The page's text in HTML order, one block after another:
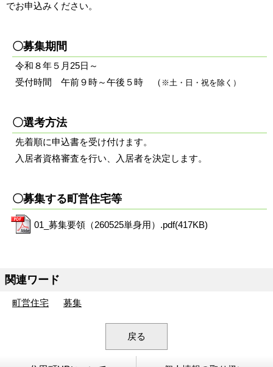
でお申込みください。
〇募集期間
令和８年５月25日～
受付時間 午前９時～午後５時 （ ※土・日・祝を除く ）
〇選考方法
先着順に申込書を受け付けます。
入居者資格審査を行い、入居者を決定します。
〇募集する町営住宅等
01_募集要領（260525単身用）.pdf(417KB)
関連ワード
町営住宅 募集
戻る